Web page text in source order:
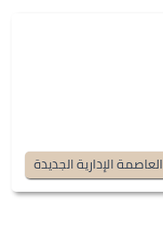
العاصمة الإدارية الجديدة